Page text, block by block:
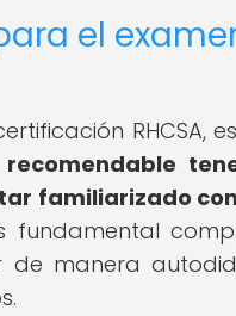
el
RHCSA,
recomendable
familiarizado
fundamental
de manera